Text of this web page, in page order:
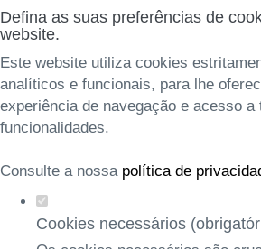
Defina as suas preferências de
website.
Este website utiliza cookies
analíticos e funcionais, para lhe
experiência de navegação e acesso a
funcionalidades.
Consulte a nossa política de
Cookies necessários